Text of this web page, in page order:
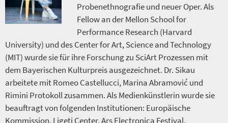
Probenethnografie und neuer Oper. Als
Fellow an der Mellon School for
Performance Research (Harvard
University) und des Center for Art, Science and Technology
(MIT) wurde sie für ihre Forschung zu SciArt Prozessen mit
dem Bayerischen Kulturpreis ausgezeichnet. Dr. Sikau
arbeitete mit Romeo Castellucci, Marina Abramović und
Rimini Protokoll zusammen. Als Medienkünstlerin wurde sie
beauftragt von folgenden Institutionen: Europäische
Kommission, Ligeti Center, Ars Electronica Festival,